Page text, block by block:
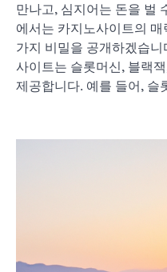
만나고, 심지어는 돈을 벌
에서는 카지노사이트의
가지 비밀을 공개하겠습
사이트는 슬롯머신, 블랙
제공합니다. 예를 들어,